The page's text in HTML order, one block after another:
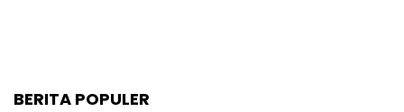
BERITA POPULER